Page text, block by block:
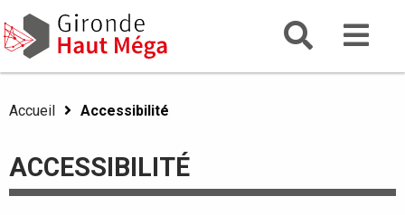
Aller
au
contenu
principal
Aller au menu
Aller au contenu
Gironde Gironde Haut Mega
Accueil Accessibilité
ACCESSIBILITÉ